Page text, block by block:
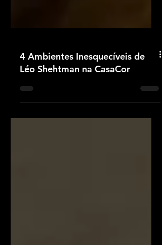
4 Ambientes Inesquecíveis de
Léo Shehtman na CasaCor